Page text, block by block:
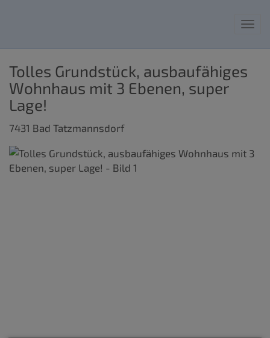
Tolles Grundstück, ausbaufähiges
Wohnhaus mit 3 Ebenen, super
Lage!
7431 Bad Tatzmannsdorf